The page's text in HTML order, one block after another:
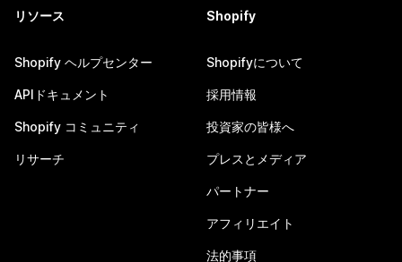
リソース
Shopify ヘルプセンター
APIドキュメント
Shopify コミュニティ
リサーチ
Shopify
Shopifyについて
採用情報
投資家の皆様へ
プレスとメディア
パートナー
アフィリエイト
法的事項